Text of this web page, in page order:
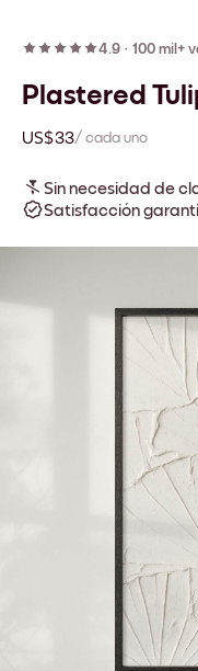
4.9 · 100 mil+
Plastered
US$33/ cada uno
Sin necesidad de
Satisfacción